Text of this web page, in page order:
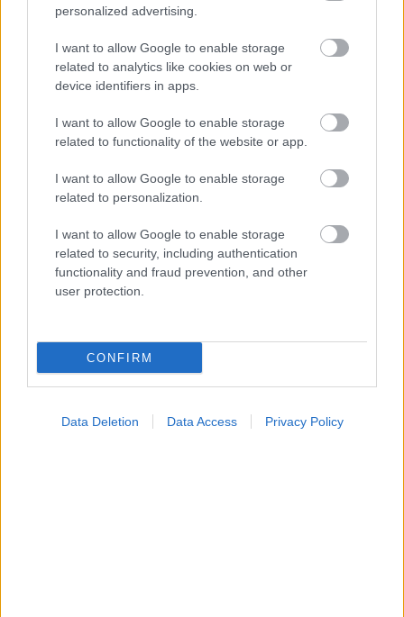
personalized advertising.
I want to allow Google to enable storage
related to analytics like cookies on web or
device identifiers in apps.
I want to allow Google to enable storage
related to functionality of the website or app.
I want to allow Google to enable storage
related to personalization.
I want to allow Google to enable storage
related to security, including authentication
functionality and fraud prevention, and other
user protection.
CONFIRM
Data Deletion Data Access Privacy Policy